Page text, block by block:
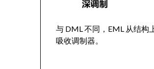
与 DML 不同，EML 从结构
吸收调制器。